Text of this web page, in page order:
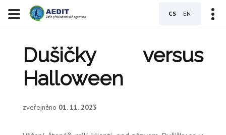
CS EN
Dušičky versus
Halloween
zveřejněno 01. 11. 2023